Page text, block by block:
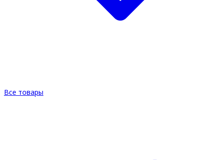
Все товары